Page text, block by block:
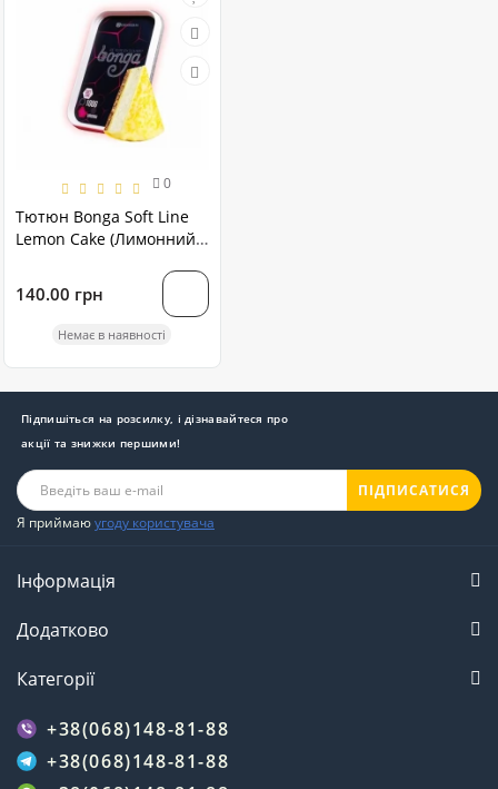
0
Тютюн Bonga Soft Line
Lemon Cake (Лимонний
140.00 грн
Немає в наявності
Підпишіться на розсилку, і дізнавайтеся про
акції та знижки першими!
ПІДПИСАТИСЯ
Я приймаюугоду користувача
Інформація
Додатково
Категорії
+38(068)148-81-88
+38(068)148-81-88